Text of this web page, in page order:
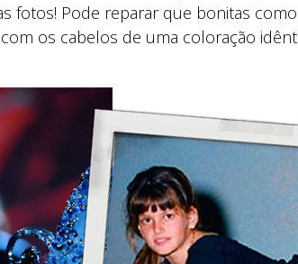
fotos! Pode reparar que bonitas como
com os cabelos de uma coloração